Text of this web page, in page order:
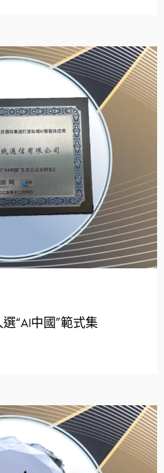
“AI中國”範式集